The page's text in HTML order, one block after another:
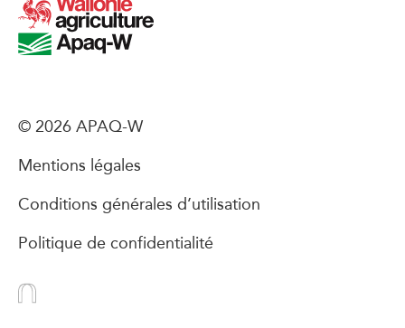
© 2026 APAQ-W
Mentions légales
Conditions générales d’utilisation
Politique de confidentialité